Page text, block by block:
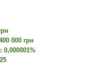
000 грн
0,000001%